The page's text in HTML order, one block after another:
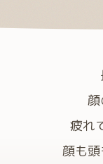
疲れ
顔も頭